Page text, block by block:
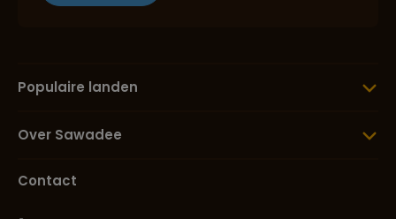
Populaire landen
Over Sawadee
Contact